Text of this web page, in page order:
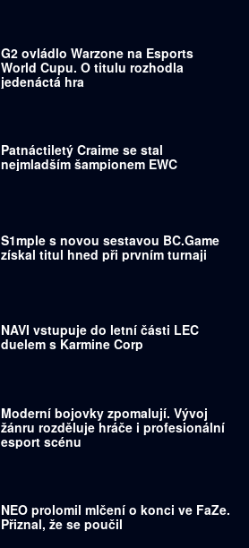
G2 ovládlo Warzone na Esports
World Cupu. O titulu rozhodla
jedenáctá hra
Patnáctiletý Craime se stal
nejmladším šampionem EWC
S1mple s novou sestavou BC.Game
získal titul hned při prvním turnaji
NAVI vstupuje do letní části LEC
duelem s Karmine Corp
Moderní bojovky zpomalují. Vývoj
žánru rozděluje hráče i profesionální
esport scénu
NEO prolomil mlčení o konci ve FaZe.
Přiznal, že se poučil